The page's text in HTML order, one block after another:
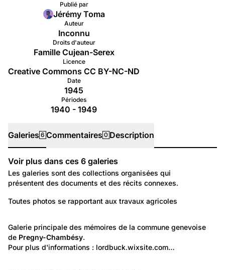
Publié par
Jérémy Toma
Auteur
Inconnu
Droits d'auteur
Famille Cujean-Serex
Licence
Creative Commons CC BY-NC-ND
Date
1945
Périodes
1940 - 1949
Galeries 6 Commentaires 0 Description
Galeries
Voir plus dans ces 6 galeries
Les galeries sont des collections organisées qui
présentent des documents et des récits connexes.
Travail et Economie: Agriculture
Toutes photos se rapportant aux travaux agricoles
Lieux: Genève
Pregny-Chambésy
Galerie principale des mémoires de la commune genevoise
de Pregny-Chambésy.
Pour plus d'informations : lordbuck.wixsite.com…